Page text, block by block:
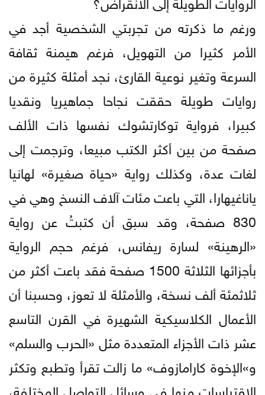
ورغم ما ذكرته من تجربتي الشخصية أجد في
الأمر كثيرا من التهويل، فرغم هيمنة ثقافة
السرعة وتغير نوعية القارئ، نجد أمثلة كثيرة من
روايات طويلة حققت نجاحا جماهيريا ونقديا
كبيرا، فرواية توكارتشوك نفسها ذات الألف
صفحة من بين أكثر الكتب مبيعا، وترجمت إلى
لغات عدة، وكذلك رواية «حياة صغيرة» لهانيا
ياناغيهارا، التي باعت مئات آلاف النسخ وهي في
830 صفحة، وقد سبق أن كتبتُ عن رواية
«الرهينة» لسارة ريفانس، فرغم حجم الرواية
بأجزائها الثلاثة 1500 صفحة فقد باعت أكثر من
ثلاثمئة ألف نسخة، والأمثلة لا تعوز، وحسبنا أن
الأعمال الكلاسيكية الشهيرة في القرن التاسع
عشر ذات الأجزاء المتعددة مثل «الحرب والسلم»
و»الإخوة كارامازوف» ما زالت تقرأ وتطبع وتكثر
الاقتباسات منها في وسائل التواصل المختلفة،